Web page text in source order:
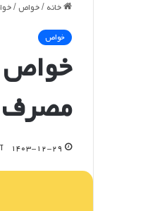
خانه /خواص/
خواص
خواص
مصرف
۱۴۰۳-۱۲-۲۹